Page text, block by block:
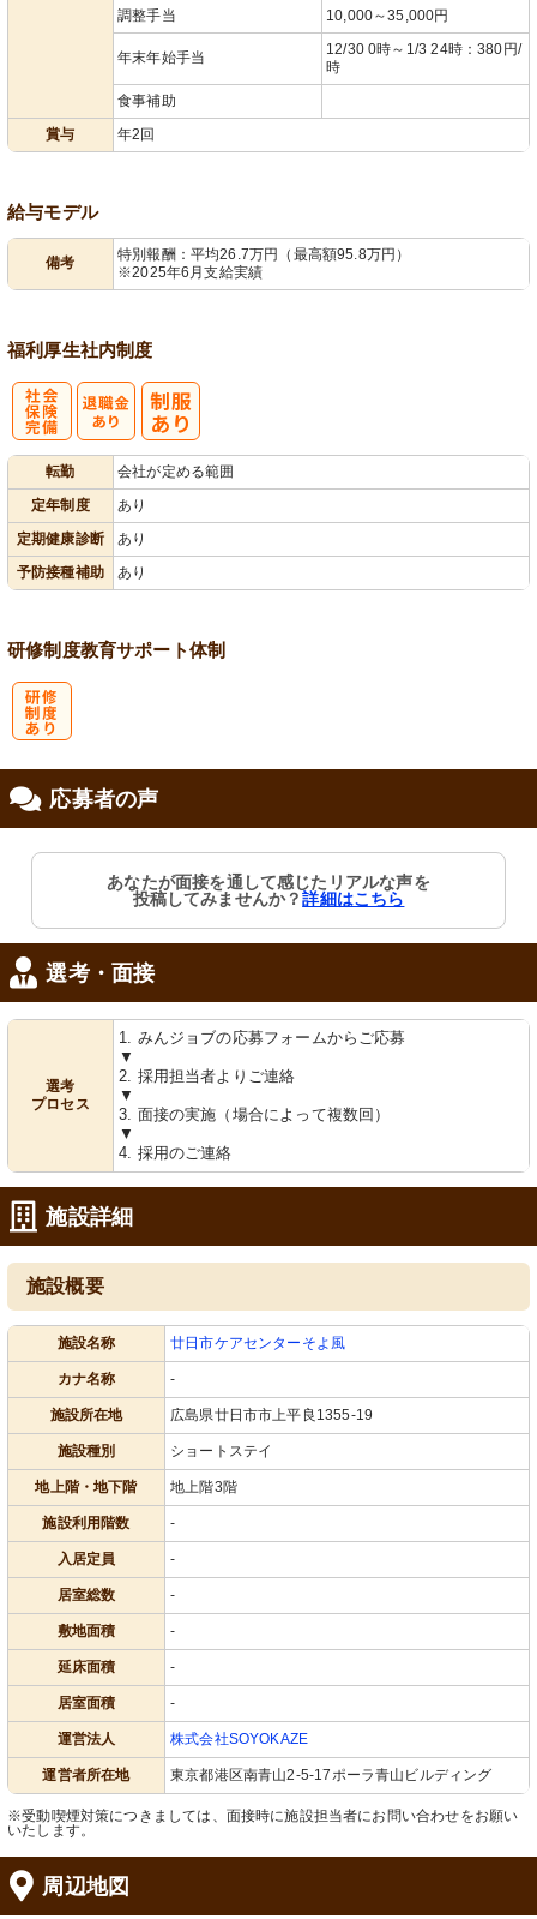
調整手当
10,000～35,000円
年末年始手当
12/30 0時～1/3 24時：380円/
時
食事補助
賞与
年2回
給与モデル
備考
特別報酬：平均26.7万円（最高額95.8万円）
※2025年6月支給実績
福利厚生社内制度
転勤
会社が定める範囲
定年制度
あり
定期健康診断
あり
予防接種補助
あり
研修制度教育サポート体制
応募者の声
あなたが面接を通して感じたリアルな声を
投稿してみませんか？詳細はこちら
選考・面接
選考
プロセス
1. みんジョブの応募フォームからご応募
▼
2. 採用担当者よりご連絡
▼
3. 面接の実施（場合によって複数回）
▼
4. 採用のご連絡
施設詳細
施設概要
施設名称 廿日市ケアセンターそよ風
カナ名称 -
施設所在地 広島県廿日市市上平良1355-19
施設種別 ショートステイ
地上階・地下階 地上階3階
施設利用階数 -
入居定員 -
居室総数 -
敷地面積 -
延床面積 -
居室面積 -
運営法人 株式会社SOYOKAZE
運営者所在地 東京都港区南青山2-5-17ポーラ青山ビルディング
※受動喫煙対策につきましては、面接時に施設担当者にお問い合わせをお願い
いたします。
周辺地図